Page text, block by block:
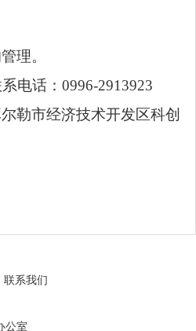
理。
电话：0996-2913923
勒市经济技术开发区科创
联系我们
公室